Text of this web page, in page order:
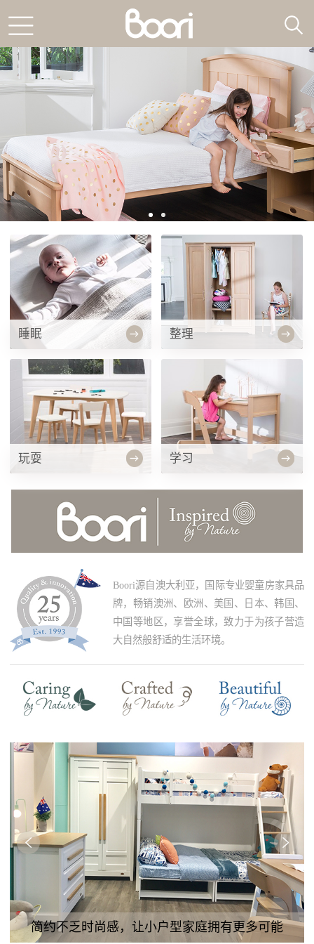
睡眠 整理
玩耍 学习
Boori源自澳大利亚，国际专业婴童房家具品
牌，畅销澳洲、欧洲、美国、日本、韩国、
中国等地区，享誉全球，致力于为孩子营造
大自然般舒适的生活环境。
简约不乏时尚感，让小户型家庭拥有更多可能